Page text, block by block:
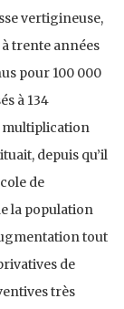
vertigineuse,
à trente années
pour 100 000
à 134
multiplication
depuis qu’il
de
la population
tout
de
très